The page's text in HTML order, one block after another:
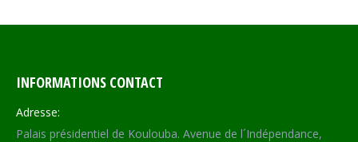
INFORMATIONS CONTACT
Adresse:
Palais présidentiel de Koulouba. Avenue de l´Indépendance,